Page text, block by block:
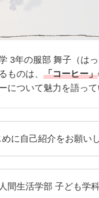
3年の服部 舞子（は
ものは、 「コーヒー」
について魅力を語って
めに自己紹介をお願い
間生活学部 子ども学